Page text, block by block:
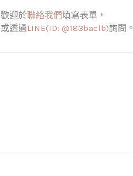
歡迎於聯絡我們填寫表單，
或透過LINE(ID: @183baclb)詢問。